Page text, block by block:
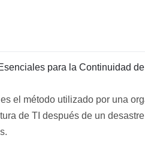
para la Continuidad
el método utilizado por una
de TI después de un